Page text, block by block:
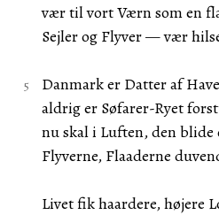
vær til vort Værn som en
Sejler og Flyver — vær
Danmark er Datter af
aldrig er Søfarer-Ryet
nu skal i Luften, den blide
Flyverne, Flaaderne
Livet fik haardere, højere